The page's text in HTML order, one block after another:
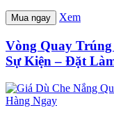
Mua ngay Xem
Vòng Quay
Sự Kiện – Đặt